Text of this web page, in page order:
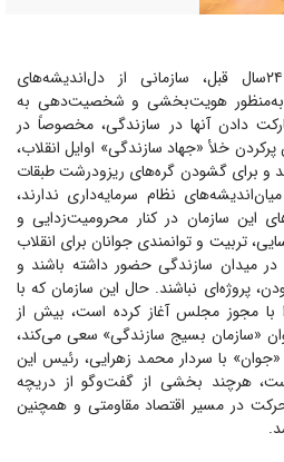
نیمه‌های بهار ۲۴سال قبل، سازمانی از دل‌اندیشه‌های
به‌منظور هویت‌بخشی و شخصیت‌دهی به
دادن آنها در سازندگی، مخصوصاً در
خلأ «جهاد سازندگی» اوایل انقلاب،
و برای گشودن گره‌های ریزودرشت طبقات
نظام سرمایه‌داری ندارند،
این سازمان در کنار محرومیت‌زدایی و
تربیت و توانمندی جوانان برای انقلاب
در میدان سازندگی حضور داشته باشند و
پروژه‌ای نباشند. حال این سازمان که با
با مجوز مجلس آغاز کرده است، بیش از
«سازمان بسیج سازندگی» سعی می‌کند،
با سردار محمد زهرایی، رئیس این
هرچند بخشی از گفت‌و‌گو از دریچه
در مسیر اقتصاد مقاومتی و همچنین